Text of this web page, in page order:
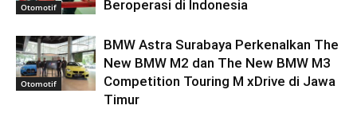
Otomotif
Beroperasi di Indonesia
Otomotif
BMW Astra Surabaya Perkenalkan The
New BMW M2 dan The New BMW M3
Competition Touring M xDrive di Jawa
Timur